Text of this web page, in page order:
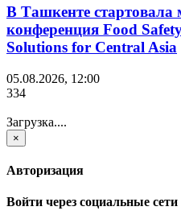
В Ташкенте стартовала
конференция Food
Solutions for Central Asia
05.08.2026, 12:00
334
Загрузка....
×
Авторизация
Войти через социальные сети